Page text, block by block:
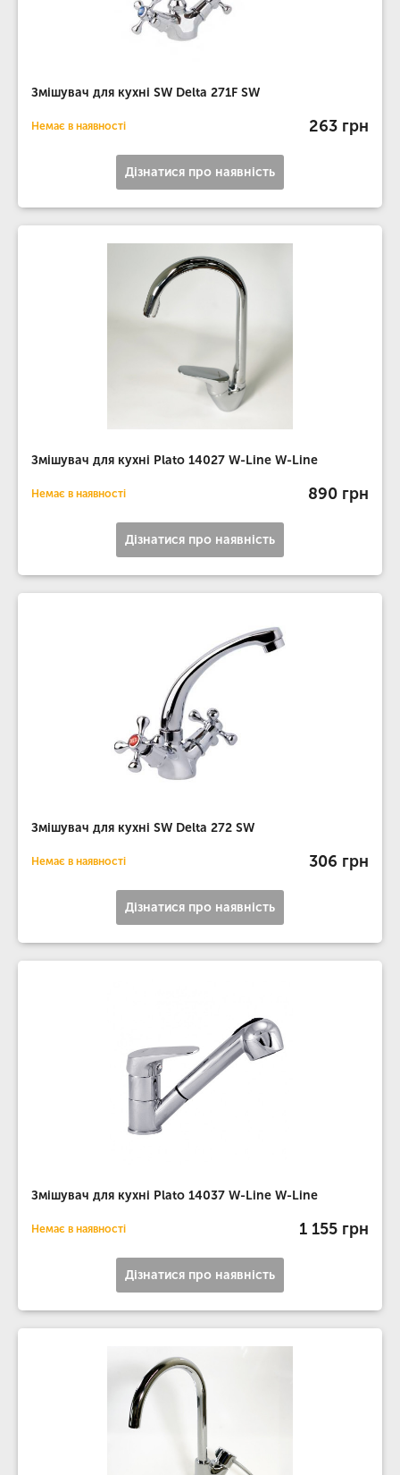
Змішувач для кухні SW Delta 271F SW
Немає в наявності 263 грн
Дізнатися про наявність
Змішувач для кухні Plato 14027 W-Line W-Line
Немає в наявності 890 грн
Дізнатися про наявність
Змішувач для кухні SW Delta 272 SW
Немає в наявності 306 грн
Дізнатися про наявність
Змішувач для кухні Plato 14037 W-Line W-Line
Немає в наявності 1 155 грн
Дізнатися про наявність